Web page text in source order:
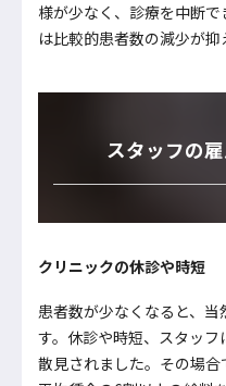
様が少なく、診療を中断
は比較的患者数の減少が抑
スタッフの
クリニックの休診や時短
患者数が少なくなると、
す。休診や時短、スタッ
散見されました。その場